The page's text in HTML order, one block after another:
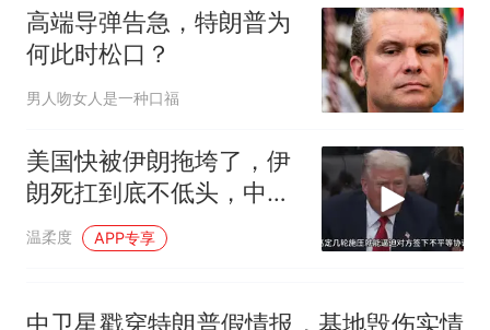
来源：参考消息）
笔试第一被第二名传话劝弃考
官方通报
那个在床头放菜刀的女孩，
因老师一句“跟我回家”改写了
高端导弹告急，特朗普为
何此时松口？
男人吻女人是一种口福
美国快被伊朗拖垮了，伊
朗死扛到底不低头，中国
反而迎来新机遇？
温柔度 APP专享
中卫星戳穿特朗普假情报，基地毁伤实情